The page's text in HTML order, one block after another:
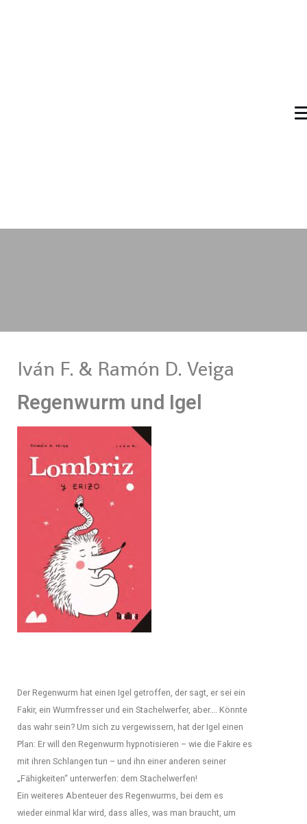
Iván F. & Ramón D. Veiga
Regenwurm und Igel
Der Regenwurm hat einen Igel getroffen, der sagt, er sei ein
Fakir, ein Wurmfresser und ein Stachelwerfer, aber…. Könnte
das wahr sein? Um sich zu vergewissern, hat der Igel einen
Plan: Er will den Regenwurm hypnotisieren – wie die Fakire es
mit ihren Schlangen tun – und ihn einer anderen seiner
„Fähigkeiten“ unterwerfen: dem Stachelwerfen!
Ein weiteres Abenteuer des Regenwurms, bei dem es
wieder einmal klar wird, dass alles, was man braucht, um